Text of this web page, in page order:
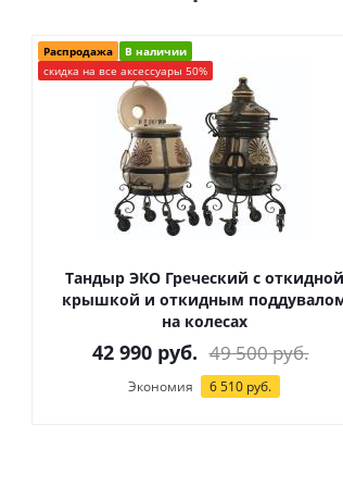
Распродажа
В наличии
скидка на все аксессуары 50%
Тандыр ЭКО Греческий с откидной
крышкой и откидным
на колесах
42 990руб. 49 500руб.
Экономия 6 510 руб.